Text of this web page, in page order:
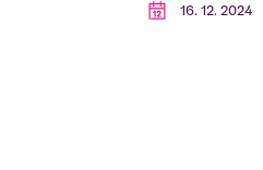
16. 12. 2024